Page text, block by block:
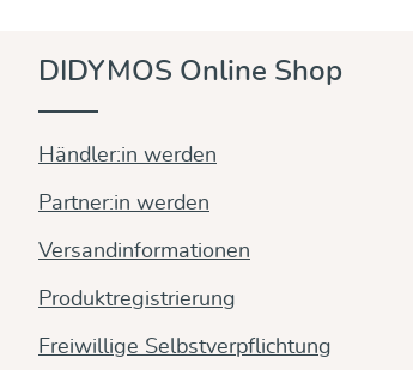
DIDYMOS Online Shop
Händler:in werden
Partner:in werden
Versandinformationen
Produktregistrierung
Freiwillige Selbstverpflichtung